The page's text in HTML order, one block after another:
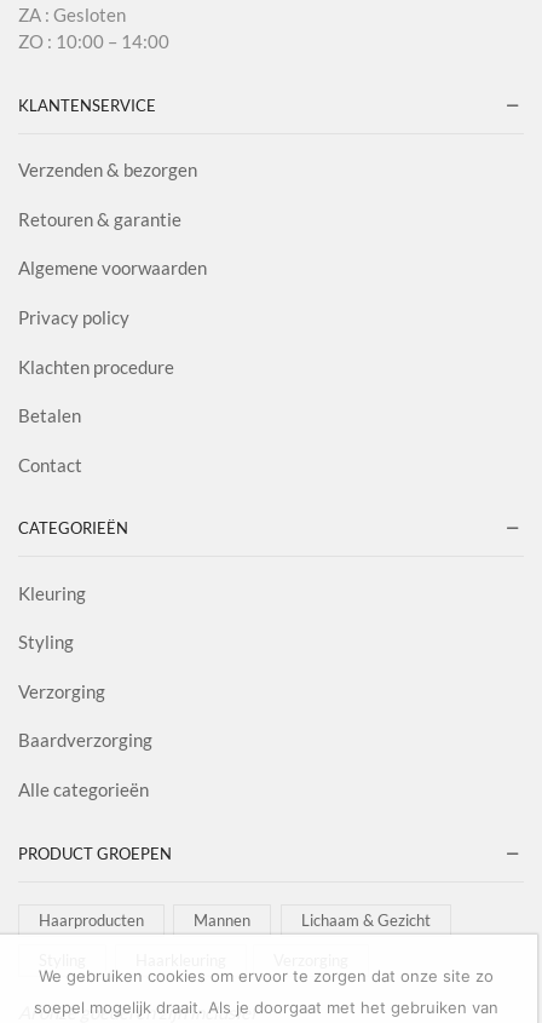
ZA : Gesloten
ZO : 10:00 – 14:00
KLANTENSERVICE
Verzenden & bezorgen
Retouren & garantie
Algemene voorwaarden
Privacy policy
Klachten procedure
Betalen
Contact
CATEGORIEËN
Kleuring
Styling
Verzorging
Baardverzorging
Alle categorieën
PRODUCT GROEPEN
Haarproducten Mannen Lichaam & Gezicht
Al onze goederen zijn inclusief
We gebruiken cookies om ervoor te zorgen dat onze site zo
soepel mogelijk draait. Als je doorgaat met het gebruiken van